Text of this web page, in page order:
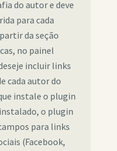
do autor e deve
para cada
da seção
no painel
incluir links
cada autor do
instale o plugin
instalado, o plugin
para links
(Facebook,